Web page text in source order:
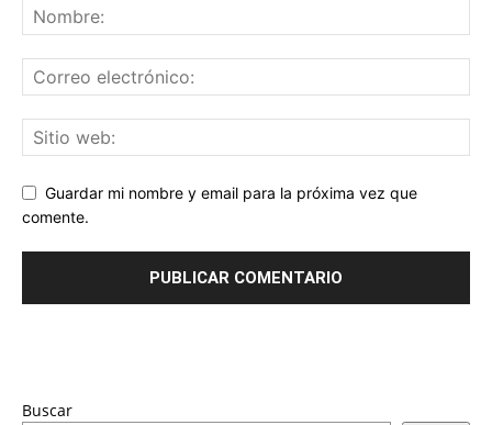
Guardar mi nombre y email para la próxima vez que
comente.
Buscar